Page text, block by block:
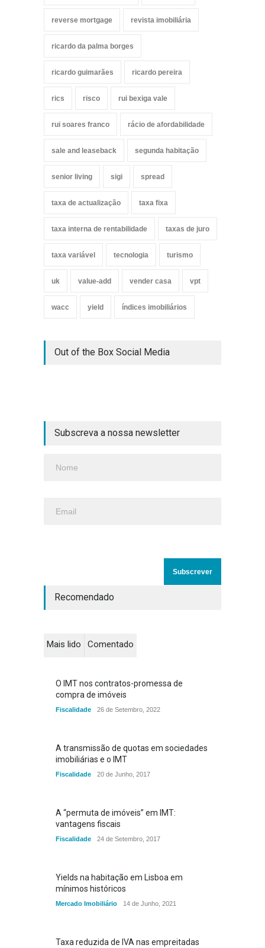
reverse mortgage revista imobiliária
ricardo da palma borges
ricardo guimarães ricardo pereira
rics risco rui bexiga vale
rui soares franco rácio de afordabilidade
sale and leaseback segunda habitação
senior living sigi spread
taxa de actualização taxa fixa
taxa interna de rentabilidade taxas de juro
taxa variável tecnologia turismo
uk value-add vender casa vpt
wacc yield índices imobiliários
Out of the Box Social Media
Subscreva a nossa newsletter
Recomendado
Mais lido Comentado
O IMT nos contratos-promessa de
compra de imóveis
Fiscalidade 26 de Setembro, 2022
A transmissão de quotas em sociedades
imobiliárias e o IMT
Fiscalidade 20 de Junho, 2017
A “permuta de imóveis” em IMT:
vantagens fiscais
Fiscalidade 24 de Setembro, 2017
Yields na habitação em Lisboa em
mínimos históricos
Mercado Imobiliário 14 de Junho, 2021
Taxa reduzida de IVA nas empreitadas